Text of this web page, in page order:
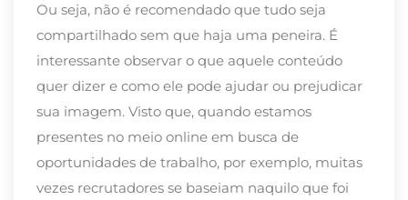
Ou seja, não é recomendado que tudo seja
compartilhado sem que haja uma peneira. É
interessante observar o que aquele conteúdo
quer dizer e como ele pode ajudar ou prejudicar
sua imagem. Visto que, quando estamos
presentes no meio online em busca de
oportunidades de trabalho, por exemplo, muitas
vezes recrutadores se baseiam naquilo que foi